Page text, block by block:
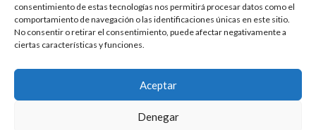
consentimiento de estas tecnologías nos permitirá procesar datos como el
comportamiento de navegación o las identificaciones únicas en este sitio.
No consentir o retirar el consentimiento, puede afectar negativamente a
ciertas características y funciones.
Aceptar
Denegar
DÓNDE ENCONTRAR LA HISTORIA DE
InstagramFacebook